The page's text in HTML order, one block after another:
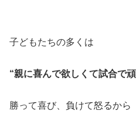
子どもたちの多くは
“親に喜んで欲しくて試合で
勝って喜び、負けて怒るから